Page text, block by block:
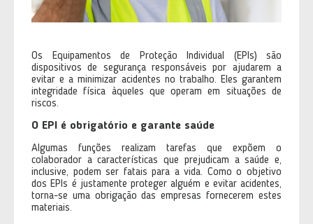
Os Equipamentos de Proteção Individual (EPIs) são
dispositivos de segurança responsáveis por ajudarem a
evitar e a minimizar acidentes no trabalho. Eles garantem
integridade física àqueles que operam em situações de
riscos.
O EPI é obrigatório e garante saúde
Algumas funções realizam tarefas que expõem o
colaborador a características que prejudicam a saúde e,
inclusive, podem ser fatais para a vida. Como o objetivo
dos EPIs é justamente proteger alguém e evitar acidentes,
torna-se uma obrigação das empresas fornecerem estes
materiais.